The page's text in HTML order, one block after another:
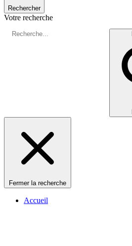
Rechercher
Votre recherche
Fermer la recherche
Accueil